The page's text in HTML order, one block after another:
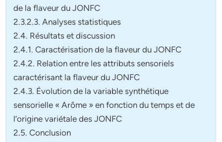
de la flaveur du JONFC
2.3.2.3. Analyses statistiques
2.4. Résultats et discussion
2.4.1. Caractérisation de la flaveur du JONFC
2.4.2. Relation entre les attributs sensoriels
caractérisant la flaveur du JONFC
2.4.3. Évolution de la variable synthétique
sensorielle « Arôme » en fonction du temps et de
l’origine variétale des JONFC
2.5. Conclusion